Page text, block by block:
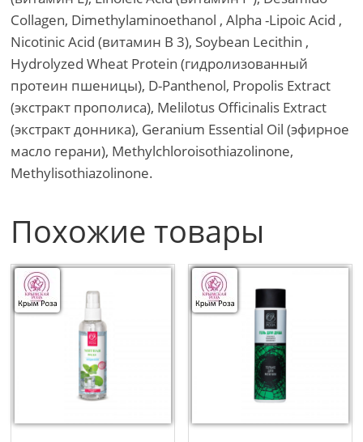
Collagen, Dimethylaminoethanol , Alpha -Lipoic Acid ,
Nicotinic Acid (витамин B 3), Soybean Lecithin ,
Hydrolyzed Wheat Protein (гидролизованный
протеин пшеницы), D-Panthenol, Propolis Extract
(экстракт прополиса), Melilotus Officinalis Extract
(экстракт донника), Geranium Essential Oil (эфирное
масло герани), Methylchloroisothiazolinone,
Methylisothiazolinone.
Похожие товары